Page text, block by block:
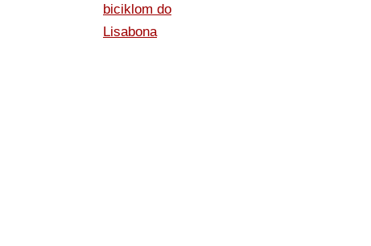
biciklom do
Lisabona